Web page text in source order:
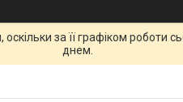
за її графіком роботи
днем.